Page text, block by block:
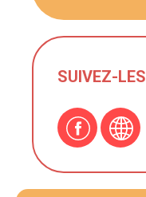
SUIVEZ-LES